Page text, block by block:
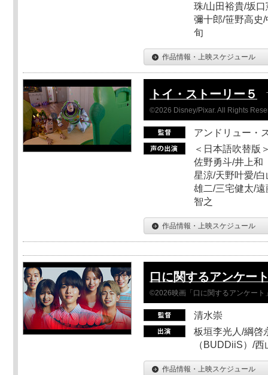
珠/山田裕貴/坂
彌十郎/笹野高史
旬
作品情報・上映スケジュール
トイ・ストーリー５
©2026 Disney/Pixar. All Rights
アンドリュー・
＜日本語吹替版
佐野勇斗/井上和
星涼/天野叶愛/
雄二/三宅健太/
智之
作品情報・上映スケジュール
口に関するアンケー
©2026映画「口に関するアンケート
清水崇
板垣李光人/綱啓
（BUDDiiS）/
作品情報・上映スケジュール